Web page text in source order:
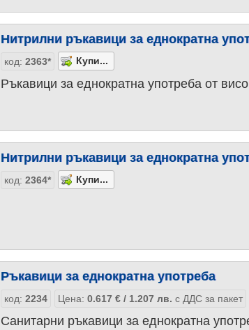
Нитрилни ръкавици за еднократна
код:2363*
Ръкавици за еднократна употреба от
Нитрилни ръкавици за еднократна
код:2364*
Ръкавици за еднократна употреба
код:2234 Цена:0.617€ / 1.207лв. с ДДС за пакет
Санитарни ръкавици за еднократна